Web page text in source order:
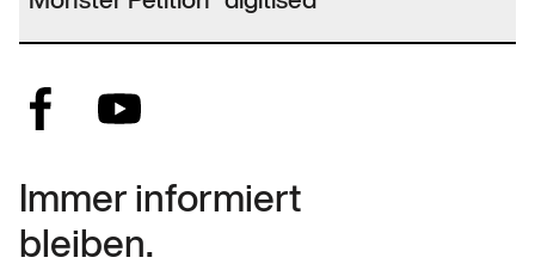
Immer informiert
bleiben.